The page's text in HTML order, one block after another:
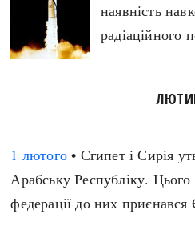
наявність
радіаційного
1 лютого • Єгипет і Сирія
Арабську Республіку.
федерації до них приєнався